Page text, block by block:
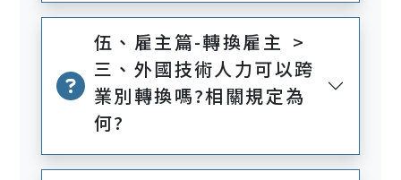
伍、雇主篇-轉換雇主 >
三、外國技術人力可以跨
業別轉換嗎?相關規定為
何?